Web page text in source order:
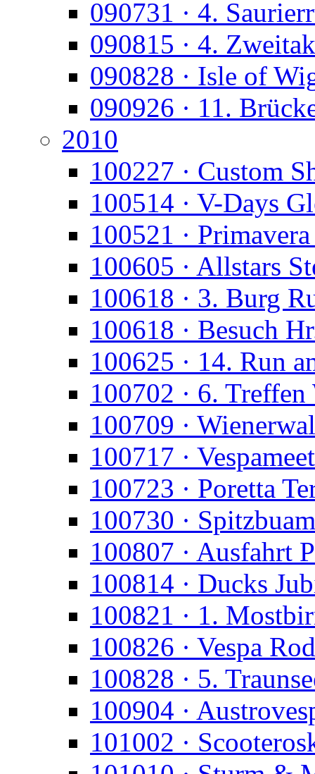
090731 · 4.
090815 · 4.
090828 · Isle of
090926 · 11.
2010
100227 · Custom
100514 · V-Days
100521 ·
100605 · Allstars
100618 · 3. Burg
100618 · Besuch
100625 · 14. Run
100702 · 6.
100709 ·
100717 ·
100723 · Poretta
100730 ·
100807 · Ausfahrt
100814 · Ducks
100821 · 1.
100826 · Vespa
100828 · 5.
100904 ·
101002 ·